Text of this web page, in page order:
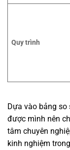
Quy trình
Dựa vào bảng so
được mình nên
tâm chuyên
kinh nghiệm